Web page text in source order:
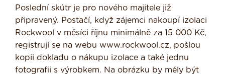
Poslední skútr je pro nového majitele již
připravený. Postačí, když zájemci nakoupí izolaci
Rockwool v měsíci říjnu minimálně za 15 000 Kč,
registrují se na webu www.rockwool.cz, pošlou
kopii dokladu o nákupu izolace a také jednu
fotografii s výrobkem. Na obrázku by měly být